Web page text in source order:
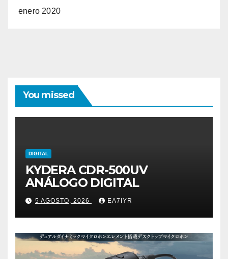
enero 2020
You missed
DIGITAL
KYDERA CDR-500UV
ANÁLOGO DIGITAL
5 AGOSTO, 2026 EA7IYR